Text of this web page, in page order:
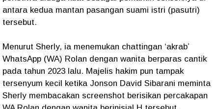
antara kedua mantan pasangan suami istri (pasutri)
tersebut.
Menurut Sherly, ia menemukan chattingan ‘akrab’
WhatsApp (WA) Rolan dengan wanita berparas cantik
pada tahun 2023 lalu. Majelis hakim pun tampak
tersenyum kecil ketika Jonson David Sibarani meminta
Sherly membacakan screenshot berisikan percakapan